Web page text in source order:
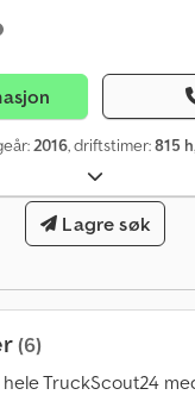
2016, driftstimer:815 h,
Lagre søk
(6)
TruckScout24